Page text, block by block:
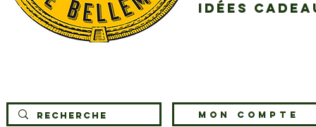
idées
MON COMPTE